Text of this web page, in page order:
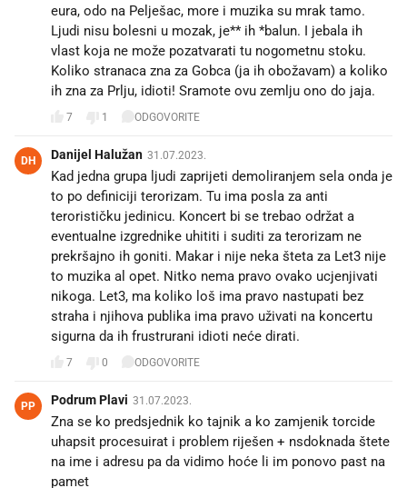
eura, odo na Pelješac, more i muzika su mrak tamo.
Ljudi nisu bolesni u mozak, je** ih *balun. I jebala ih
vlast koja ne može pozatvarati tu nogometnu stoku.
Koliko stranaca zna za Gobca (ja ih obožavam) a koliko
ih zna za Prlju, idioti! Sramote ovu zemlju ono do jaja.
7 1 ODGOVORITE
DH Danijel Halužan 31.07.2023.
Kad jedna grupa ljudi zaprijeti demoliranjem sela onda je
to po definiciji terorizam. Tu ima posla za anti
terorističku jedinicu. Koncert bi se trebao održat a
eventualne izgrednike uhititi i suditi za terorizam ne
prekršajno ih goniti. Makar i nije neka šteta za Let3 nije
to muzika al opet. Nitko nema pravo ovako ucjenjivati
nikoga. Let3, ma koliko loš ima pravo nastupati bez
straha i njihova publika ima pravo uživati na koncertu
sigurna da ih frustrurani idioti neće dirati.
7 0 ODGOVORITE
PP Podrum Plavi 31.07.2023.
Zna se ko predsjednik ko tajnik a ko zamjenik torcide
uhapsit procesuirat i problem riješen + nsdoknada štete
na ime i adresu pa da vidimo hoće li im ponovo past na
pamet